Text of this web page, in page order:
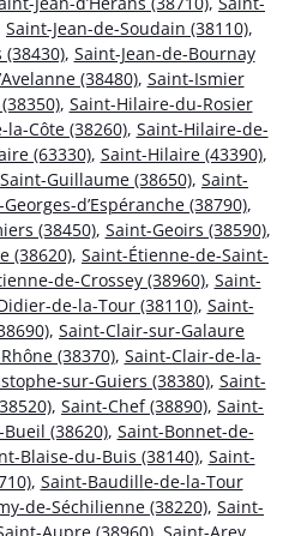
Saint-Jean-de-Soudain (38110),
, Saint-Jean-de-Bournay
(38480), Saint-Ismier
, Saint-Hilaire-du-Rosier
Côte (38260), Saint-Hilaire-de-
(63330), Saint-Hilaire (43390),
Saint-Guillaume (38650), Saint-
d’Espéranche (38790),
(38450), Saint-Geoirs (38590),
(38620), Saint-Étienne-de-Saint-
de-Crossey (38960), Saint-
de-la-Tour (38110), Saint-
, Saint-Clair-sur-Galaure
(38370), Saint-Clair-de-la-
sur-Guiers (38380), Saint-
, Saint-Chef (38890), Saint-
(38620), Saint-Bonnet-de-
Blaise-du-Buis (38140), Saint-
, Saint-Baudille-de-la-Tour
de-Séchilienne (38220), Saint-